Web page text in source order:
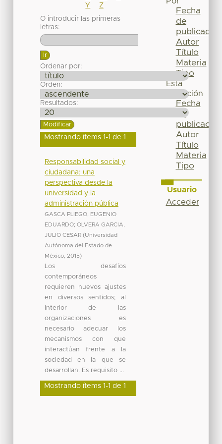
Y
Z
O introducir las primeras
letras:
Ordenar por:
Orden:
Resultados:
Mostrando ítems 1-1 de 1
Responsabilidad social y
ciudadana: una
perspectiva desde la
universidad y la
administración pública
GASCA PLIEGO, EUGENIO
EDUARDO; OLVERA GARCIA,
JULIO CESAR (Universidad
Autónoma del Estado de
México, 2015)
Los desafíos
contemporáneos
requieren nuevos ajustes
en diversos sentidos; al
interior de las
organizaciones es
necesario adecuar los
mecanismos con que
interactúan frente a la
sociedad en la que se
desarrollan. Es requisito ...
Mostrando ítems 1-1 de 1
Fecha
de
publicación
Autor
Título
Materia
Tipo
Esta
colección
Fecha
de
publicación
Autor
Título
Materia
Tipo
Usuario
Acceder